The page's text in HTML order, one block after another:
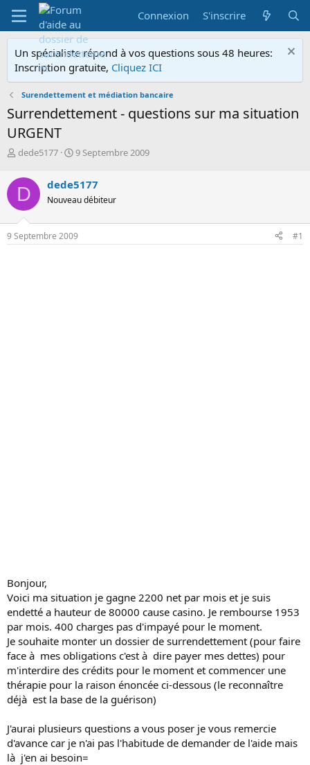
Connexion S'inscrire
Un spécialiste répond à vos questions sous 48 heures:
Inscription gratuite, Cliquez ICI
Surendettement et médiation bancaire
Surrendettement - questions sur ma situation
URGENT
A
t
e
u
r
d
e
dede5177
D
e
d
d
é
9 Septembre 2009
D dede5177
Nouveau débiteur
9 Septembre 2009 #1
Bonjour,
Voici ma situation je gagne 2200 net par mois et je suis
endetté a hauteur de 80000 cause casino. Je rembourse 1953
par mois. 400 charges pas d'impayé pour le moment.
Je souhaite monter un dossier de surrendettement (pour faire
face à mes obligations c'est à dire payer mes dettes) pour
m'interdire des crédits pour le moment et commencer une
thérapie pour la raison énoncée ci-dessous (le reconnaître
déjà est la base de la guérison)
J'aurai plusieurs questions a vous poser je vous remercie
d'avance car je n'ai pas l'habitude de demander de l'aide mais
là j'en ai besoin=